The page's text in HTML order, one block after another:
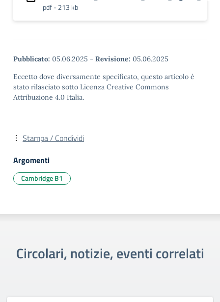
pdf - 213 kb
Pubblicato: 05.06.2025 - Revisione: 05.06.2025
Eccetto dove diversamente specificato, questo articolo è
stato rilasciato sotto Licenza Creative Commons
Attribuzione 4.0 Italia.
Stampa / Condividi
Argomenti
Cambridge B1
Circolari, notizie, eventi correlati